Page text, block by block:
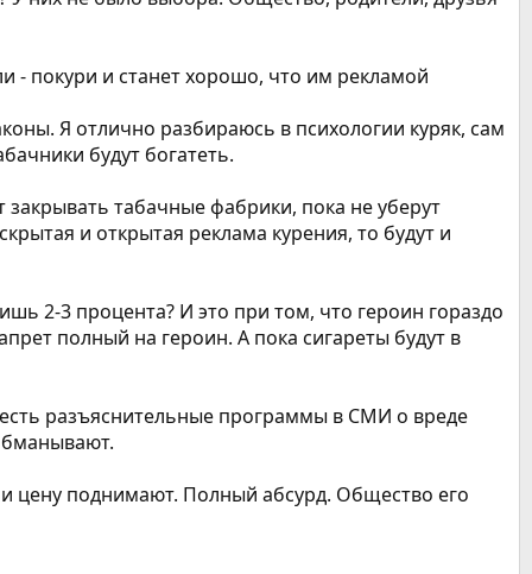
- покури и станет хорошо, что им рекламой
Я отлично разбираюсь в психологии куряк, сам
будут богатеть.
табачные фабрики, пока не уберут
и открытая реклама курения, то будут и
2-3 процента? И это при том, что героин гораздо
полный на героин. А пока сигареты будут в
разъяснительные программы в СМИ о вреде
цену поднимают. Полный абсурд. Общество его